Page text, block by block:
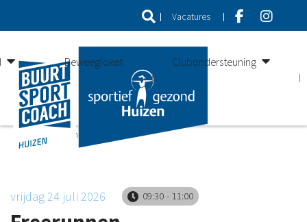
Vacatures
Beweegloket Clubondersteuning
freerunnen
vrijdag 24 juli 2026 09:30 11:00